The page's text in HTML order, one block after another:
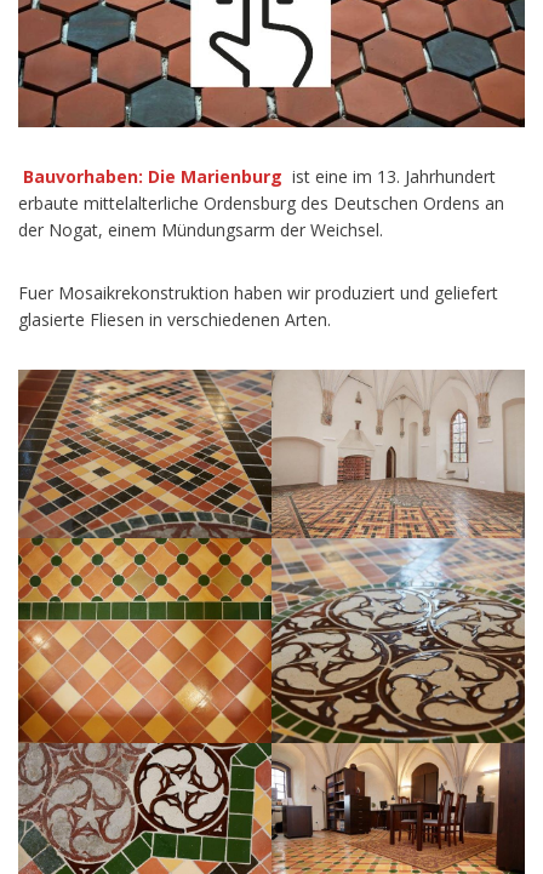
Bauvorhaben: Die Marienburg ist eine im 13. Jahrhundert
erbaute mittelalterliche Ordensburg des Deutschen Ordens an
der Nogat, einem Mündungsarm der Weichsel.
Fuer Mosaikrekonstruktion haben wir produziert und geliefert
glasierte Fliesen in verschiedenen Arten.